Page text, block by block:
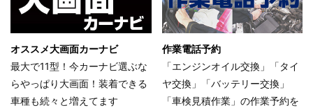
オススメ大画面カーナビ
最大で11型！今カーナビ選ぶな
らやっぱり大画面！装着できる
車種も続々と増えてます
作業電話予約
「エンジンオイル交換」「タイ
ヤ交換」「バッテリー交換」
「車検見積作業」の作業予約を